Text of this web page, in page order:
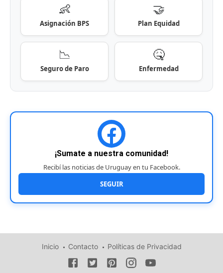
👶
Asignación BPS
🤝
Plan Equidad
📉
Seguro de Paro
🤒
Enfermedad
¡Sumate a nuestra comunidad!
Recibí las noticias de Uruguay en tu Facebook.
SEGUIR
Inicio Contacto Políticas de Privacidad